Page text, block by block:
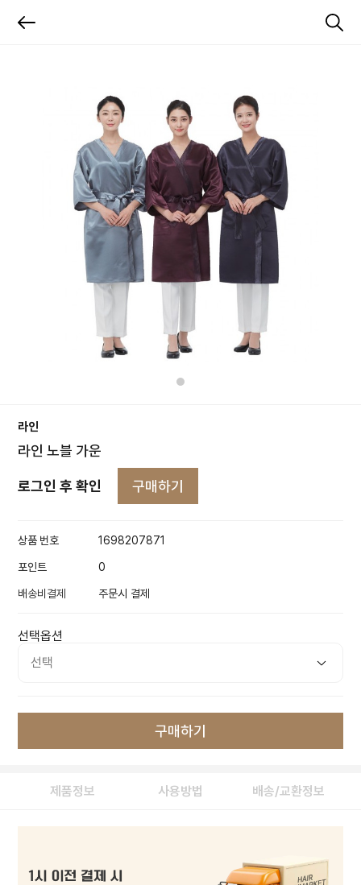
라인
라인 노블 가운
로그인 후 확인 구매하기
상품 번호 1698207871
포인트 0
배송비결제 주문시 결제
선택옵션
구매하기
제품정보 사용방법 배송/교환정보